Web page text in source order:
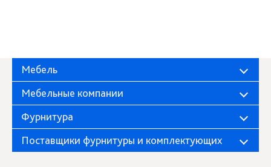
Мебель
Мебельные компании
Фурнитура
Поставщики фурнитуры и комплектующих